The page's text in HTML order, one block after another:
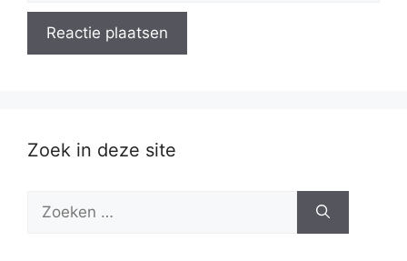
Zoek in deze site
Zoek